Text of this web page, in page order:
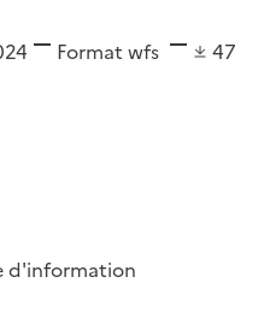
Format wfs
47
d'information